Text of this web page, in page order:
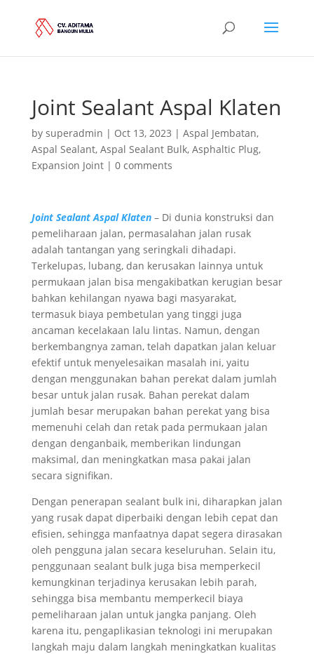
Joint Sealant Aspal Klaten
by superadmin | Oct 13, 2023 | Aspal Jembatan,
Aspal Sealant, Aspal Sealant Bulk, Asphaltic Plug,
Expansion Joint| 0 comments
Joint Sealant Aspal Klaten– Di dunia konstruksi dan
pemeliharaan jalan, permasalahan jalan rusak
adalah tantangan yang seringkali dihadapi.
Terkelupas, lubang, dan kerusakan lainnya untuk
permukaan jalan bisa mengakibatkan kerugian besar
bahkan kehilangan nyawa bagi masyarakat,
termasuk biaya pembetulan yang tinggi juga
ancaman kecelakaan lalu lintas. Namun, dengan
berkembangnya zaman, telah dapatkan jalan keluar
efektif untuk menyelesaikan masalah ini, yaitu
dengan menggunakan bahan perekat dalam jumlah
besar untuk jalan rusak. Bahan perekat dalam
jumlah besar merupakan bahan perekat yang bisa
memenuhi celah dan retak pada permukaan jalan
dengan denganbaik, memberikan lindungan
maksimal, dan meningkatkan masa pakai jalan
secara signifikan.
Dengan penerapan sealant bulk ini, diharapkan jalan
yang rusak dapat diperbaiki dengan lebih cepat dan
efisien, sehingga manfaatnya dapat segera dirasakan
oleh pengguna jalan secara keseluruhan. Selain itu,
penggunaan sealant bulk juga bisa memperkecil
kemungkinan terjadinya kerusakan lebih parah,
sehingga bisa membantu memperkecil biaya
pemeliharaan jalan untuk jangka panjang. Oleh
karena itu, pengaplikasian teknologi ini merupakan
langkah maju dalam langkah meningkatkan kualitas